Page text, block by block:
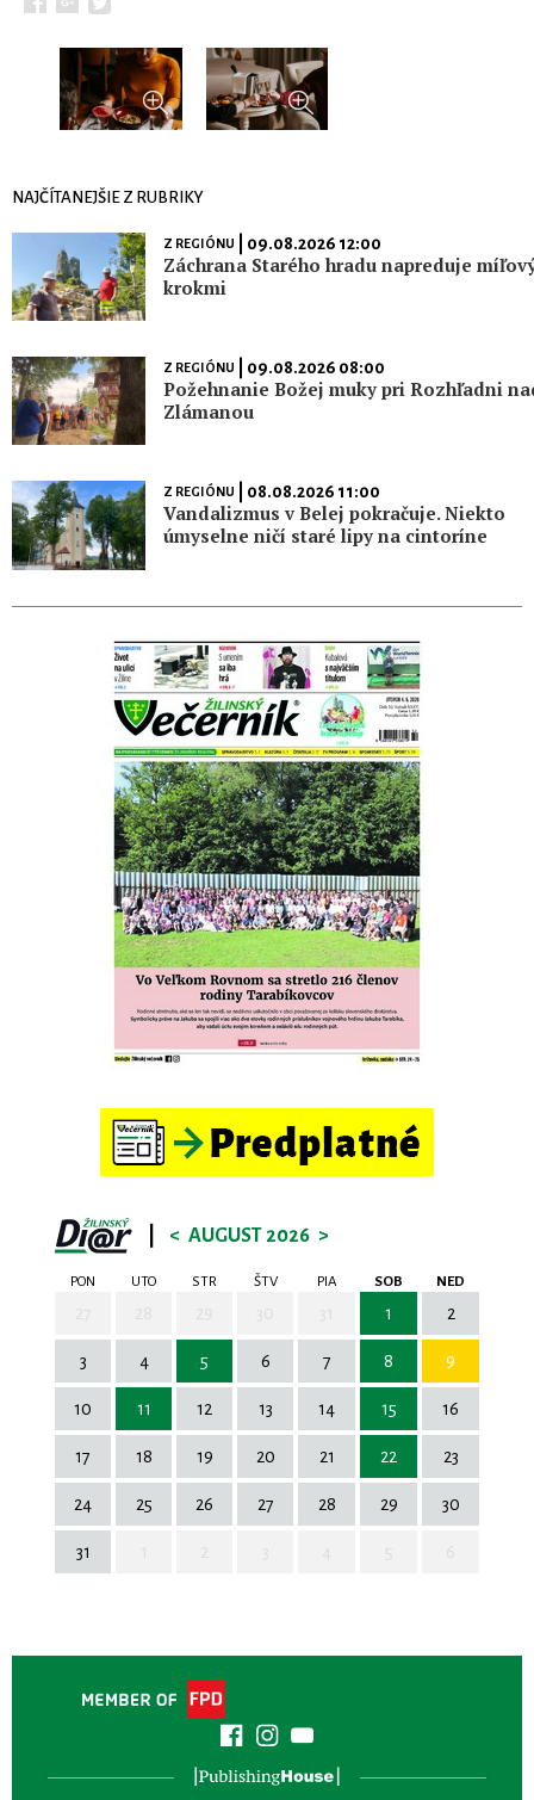
NAJČÍTANEJŠIE Z RUBRIKY
Z REGIÓNU | 09.08.2026 12:00
Záchrana Starého hradu napreduje
krokmi
Z REGIÓNU | 09.08.2026 08:00
Požehnanie Božej muky pri Rozhľadni
Zlámanou
Z REGIÓNU | 08.08.2026 11:00
Vandalizmus v Belej pokračuje. Niekto
úmyselne ničí staré lipy na cintoríne
< AUGUST 2026 >
PON UTO STR ŠTV PIA SOB NED
1 2
3 4 5 6 7 8 9
10 11 12 13 14 15 16
17 18 19 20 21 22 23
24 25 26 27 28 29 30
31